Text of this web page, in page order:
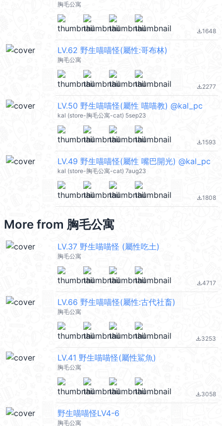
胸毛公寓
file_download1648
LV.62 野生喵喵怪(屬性:哥布林)
胸毛公寓
file_download2277
LV.50 野生喵喵怪(屬性 喵喵教) @kal_pc
kal (store-胸毛公寓-cat) 5sep23
file_download1593
LV.49 野生喵喵怪(屬性 嘴巴開光) @kal_pc
kal (store-胸毛公寓-cat) 7aug23
file_download1808
More from 胸毛公寓
LV.37 野生喵喵怪 (屬性吃土)
胸毛公寓
file_download4717
LV.66 野生喵喵怪(屬性:古代社畜)
胸毛公寓
file_download3253
LV.41 野生喵喵怪(屬性鯊魚)
胸毛公寓
file_download3058
野生喵喵怪LV4-6
胸毛公寓